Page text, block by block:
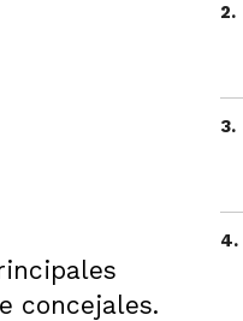
concejales.
2.
3.
4.